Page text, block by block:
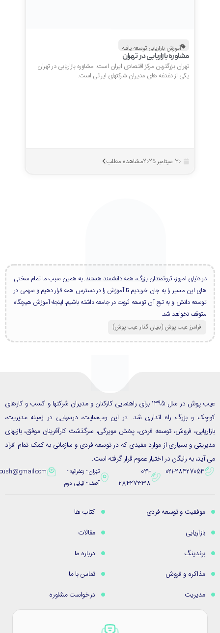
آموزش بازاریابی توسعه یافته
مشاوره بازاریابی در تهران
تهران بزرگترین مرکز اقتصادی ایران است. مشاوره بازاریابی در تهران
یکی از دغدغه های مدیران شرکتهای ایرانی است.
30 سپتامبر 2025 مشاهده مطلب
در دنیای امروز، ثروتمندان بزرگ، همه دانشمند هستند. به همین سبب ما تمام سختی
های این مسیر را به جان خریدیم تا آموزش را در دسترس همه قرار دهیم و سهمی در
توسعه دانش و به تبع آن توسعه ثروت در جامعه داشته باشیم. اینجا؛ آموزش هیچگاه
متوقف نخواهد شد.
فرامرز عیب پوش (بنیان گذار عیب پوش​)
عیب پوش در سال 1395 برای راهنمایی کارکنان و مدیران شرکتها و کسب و کارهای
و بزرگ راه اندازی شد. در این وب‌سایت، درسهایی در زمینه مدیریت،
فروش، توسعه فردی، پخش مویرگی، سرگذشت کارآفرینان موفق، بازیهای
و بسیاری از موارد مفیدی که در توسعه فردی و سازمانی به کمک تمام افراد
به رایگان در اختیار عموم قرار گرفته است.
021-28427054
021-
28427338
تهران - زعفرانیه -
آصف - کیایی دوم
eybpoush@gmail.com
موفقیت و توسعه فردی
بازاریابی
برندینگ
مذاکره و فروش
مدیریت
کتاب ها
مقالات
درباره ما
تماس با ما
درخواست مشاوره